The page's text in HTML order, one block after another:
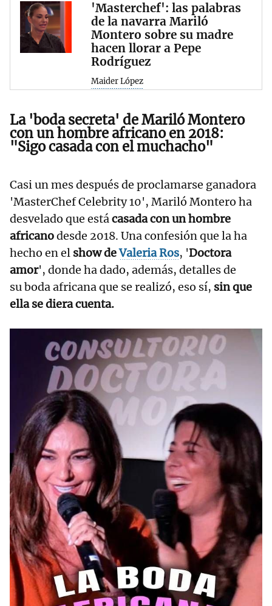
'Masterchef': las palabras
de la navarra Mariló
Montero sobre su madre
hacen llorar a Pepe
Rodríguez
Maider López
La 'boda secreta' de Mariló Montero
con un hombre africano en 2018:
"Sigo casada con el muchacho"
Casi un mes después de proclamarse ganadora
'MasterChef Celebrity 10', Mariló Montero ha
desvelado que estácasada con un hombre
africanodesde 2018. Una confesión que la ha
hecho en el show deValeria Ros, 'Doctora
amor', donde ha dado, además, detalles de
su boda africana que se realizó, eso sí, sin que
ella se diera cuenta.